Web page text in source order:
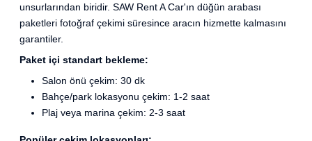
unsurlarından biridir. SAW Rent A Car'ın düğün arabası
paketleri fotoğraf çekimi süresince aracın hizmette kalmasını
garantiler.
Paket içi standart bekleme:
Salon önü çekim: 30 dk
Bahçe/park lokasyonu çekim: 1-2 saat
Plaj veya marina çekim: 2-3 saat